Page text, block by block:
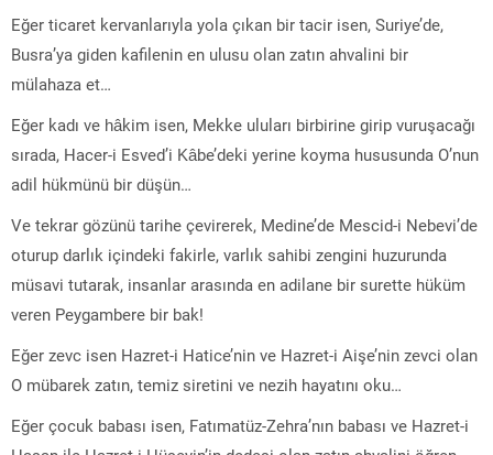
Eğer ticaret kervanlarıyla yola çıkan bir tacir isen, Suriye’de,
Busra’ya giden kafilenin en ulusu olan zatın ahvalini bir
mülahaza et…
Eğer kadı ve hâkim isen, Mekke uluları birbirine girip vuruşacağı
sırada, Hacer-i Esved’i Kâbe’deki yerine koyma hususunda O’nun
adil hükmünü bir düşün…
Ve tekrar gözünü tarihe çevirerek, Medine’de Mescid-i Nebevi’de
oturup darlık içindeki fakirle, varlık sahibi zengini huzurunda
müsavi tutarak, insanlar arasında en adilane bir surette hüküm
veren Peygambere bir bak!
Eğer zevc isen Hazret-i Hatice’nin ve Hazret-i Aişe’nin zevci olan
O mübarek zatın, temiz siretini ve nezih hayatını oku…
Eğer çocuk babası isen, Fatımatüz-Zehra’nın babası ve Hazret-i